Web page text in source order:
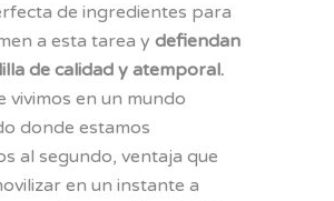
de ingredientes para
a esta tarea y defiendan
de calidad y atemporal.
vivimos en un mundo
donde estamos
al segundo, ventaja que
en un instante a